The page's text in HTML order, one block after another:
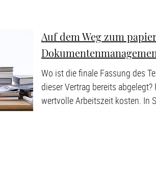
Auf dem Weg zum
Wo ist die finale Fassung des
dieser Vertrag bereits
wertvolle Arbeitszeit kosten. In